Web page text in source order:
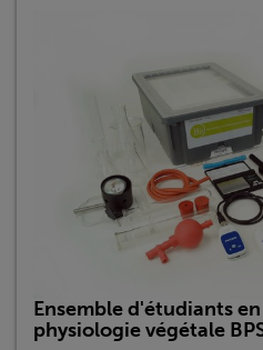
Ensemble d'étudiants
physiologie végétale